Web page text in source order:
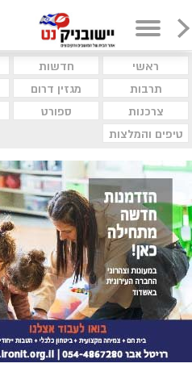
ראשי חדשות
תרבות
מגזין דרום
צרכנות
ספורט
טיפים והמלצות